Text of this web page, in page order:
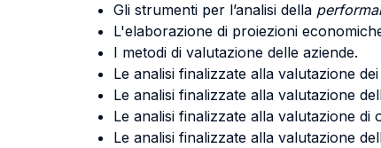
Gli strumenti per l’analisi della
L'elaborazione di proiezioni
I metodi di valutazione delle aziende.
Le analisi finalizzate alla valutazione
Le analisi finalizzate alla valutazione
Le analisi finalizzate alla valutazione di
Le analisi finalizzate alla valutazione